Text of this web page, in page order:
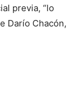
previa, “lo
Darío Chacón,